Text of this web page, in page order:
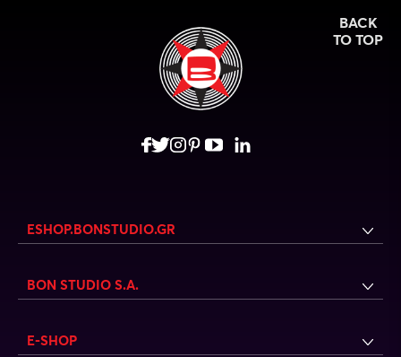
BACK
TO TOP
ESHOP.BONSTUDIO.GR
BON STUDIO S.A.
E-SHOP